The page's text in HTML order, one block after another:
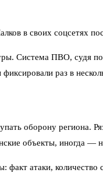
в своих соцсетях
Система ПВО, судя
раз в
оборону региона.
объекты, иногда
факт атаки,